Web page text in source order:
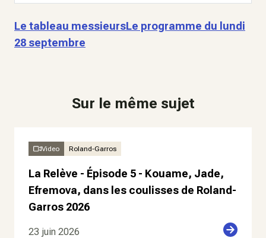
Le tableau messieursLe programme du lundi
28 septembre
Sur le même sujet
Video Roland-Garros
La Relève - Épisode 5 - Kouame, Jade,
Efremova, dans les coulisses de Roland-
Garros 2026
23 juin 2026